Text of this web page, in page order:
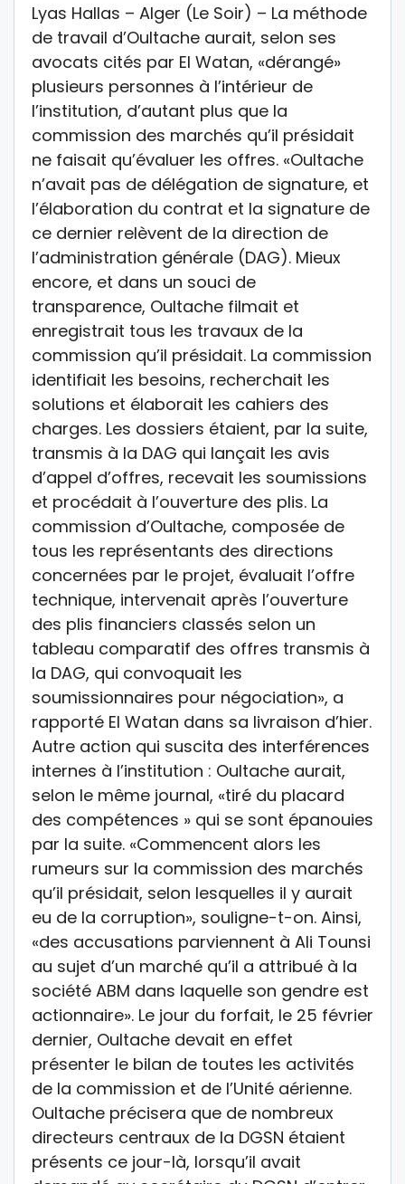
Lyas Hallas – Alger (Le Soir) – La méthode
de travail d’Oultache aurait, selon ses
avocats cités par El Watan, «dérangé»
plusieurs personnes à l’intérieur de
l’institution, d’autant plus que la
commission des marchés qu’il présidait
ne faisait qu’évaluer les offres. «Oultache
n’avait pas de délégation de signature, et
l’élaboration du contrat et la signature de
ce dernier relèvent de la direction de
l’administration générale (DAG). Mieux
encore, et dans un souci de
transparence, Oultache filmait et
enregistrait tous les travaux de la
commission qu’il présidait. La commission
identifiait les besoins, recherchait les
solutions et élaborait les cahiers des
charges. Les dossiers étaient, par la suite,
transmis à la DAG qui lançait les avis
d’appel d’offres, recevait les soumissions
et procédait à l’ouverture des plis. La
commission d’Oultache, composée de
tous les représentants des directions
concernées par le projet, évaluait l’offre
technique, intervenait après l’ouverture
des plis financiers classés selon un
tableau comparatif des offres transmis à
la DAG, qui convoquait les
soumissionnaires pour négociation», a
rapporté El Watan dans sa livraison d’hier.
Autre action qui suscita des interférences
internes à l’institution : Oultache aurait,
selon le même journal, «tiré du placard
des compétences » qui se sont épanouies
par la suite. «Commencent alors les
rumeurs sur la commission des marchés
qu’il présidait, selon lesquelles il y aurait
eu de la corruption», souligne-t-on. Ainsi,
«des accusations parviennent à Ali Tounsi
au sujet d’un marché qu’il a attribué à la
société ABM dans laquelle son gendre est
actionnaire». Le jour du forfait, le 25 février
dernier, Oultache devait en effet
présenter le bilan de toutes les activités
de la commission et de l’Unité aérienne.
Oultache précisera que de nombreux
directeurs centraux de la DGSN étaient
présents ce jour-là, lorsqu’il avait